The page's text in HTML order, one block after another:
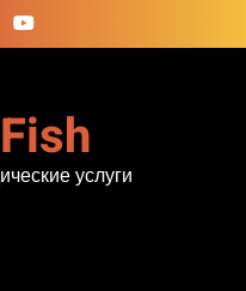
услуги